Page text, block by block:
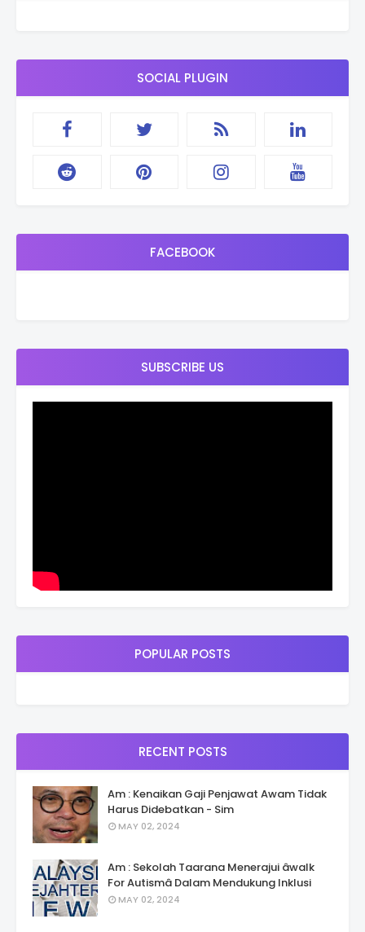
SOCIAL PLUGIN
FACEBOOK
SUBSCRIBE US
POPULAR POSTS
RECENT POSTS
Am : Kenaikan Gaji Penjawat Awam Tidak
Harus Didebatkan - Sim
MAY 02, 2024
Am : Sekolah Taarana Menerajui âwalk
For Autismâ Dalam Mendukung Inklusi
MAY 02, 2024